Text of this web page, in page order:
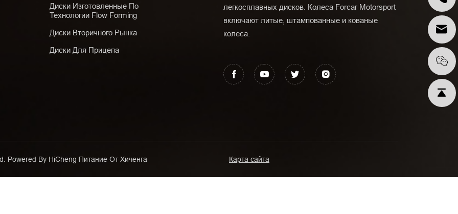
Диски Изготовленные По
Технологии Flow Forming
Диски Вторичного Рынка
Диски Для Прицепа
легкосплавных дисков. Колеса Forcar Motorsport
включают литые, штампованные и кованые
колеса.
Powered By HiCheng Питание От Хиченга Карта сайта